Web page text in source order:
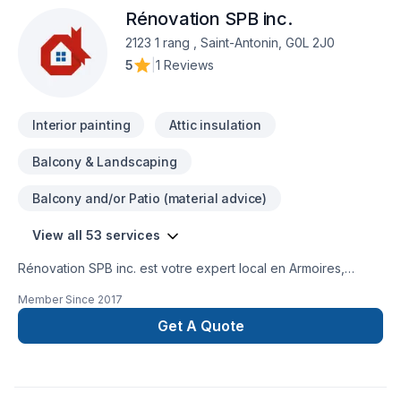
Rénovation SPB inc.
2123 1 rang , Saint-Antonin, G0L 2J0
5
1 Reviews
Interior painting Attic insulation
Balcony & Landscaping
Balcony and/or Patio (material advice)
View all 53 services
Rénovation SPB inc. est votre expert local en Armoires,
Crépis, Cuisine, Démolition, Escalier et rampe, Fissures, Foyer
et poêle, Gouttières, Gypse, Insonorisation, Isolation, Isolation
entre-toît, Isolation mur, Isolation sous-sol, Margelle, Meubles,
Member Since 2017
Get A Quote